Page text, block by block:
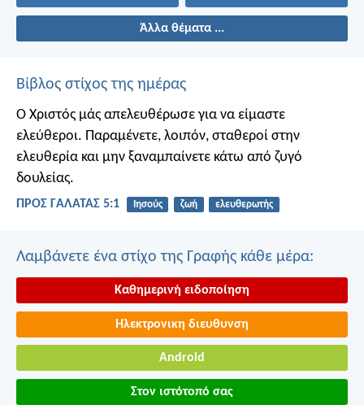
Άλλα θέματα ...
Βίβλος στίχος της ημέρας
Ο Χριστός μάς απελευθέρωσε για να είμαστε
ελεύθεροι. Παραμένετε, λοιπόν, σταθεροί στην
ελευθερία και μην ξαναμπαίνετε κάτω από ζυγό
δουλείας.
ΠΡΟΣ ΓΑΛΑΤΑΣ 5:1 Ιησούς ζωή ελευθερωτής
Λαμβάνετε ένα στίχο της Γραφής κάθε μέρα:
Καθημερινή ειδοποίηση
Ηλεκτρονικη διευθυνση
Android
Στον ιστότοπό σας